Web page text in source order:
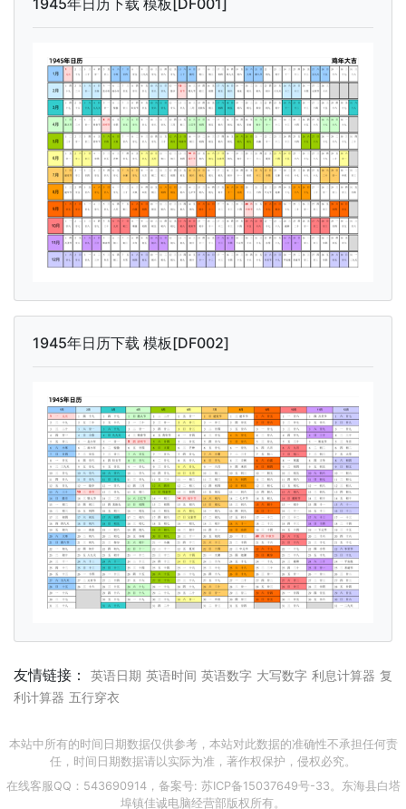
1945年日历下载 模板[DF001]
1945年日历下载 模板[DF002]
友情链接： 英语日期 英语时间 英语数字 大写数字 利息计算器 复
利计算器 五行穿衣
本站中所有的时间日期数据仅供参考，本站对此数据的准确性不承担任何责
任，时间日期数据请以实际为准，著作权保护，侵权必究。
在线客服QQ：543690914，备案号: 苏ICP备15037649号-33 。东海县白塔
埠镇佳诚电脑经营部版权所有。